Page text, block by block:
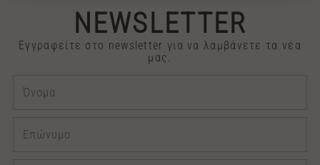
NEWSLETTER
Εγγραφείτε στο newsletter για να λαμβάνετε τα νέα
μας.